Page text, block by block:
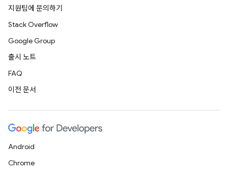
지원팀에 문의하기
Stack Overflow
Google Group
출시 노트
FAQ
이전 문서
Android
Chrome